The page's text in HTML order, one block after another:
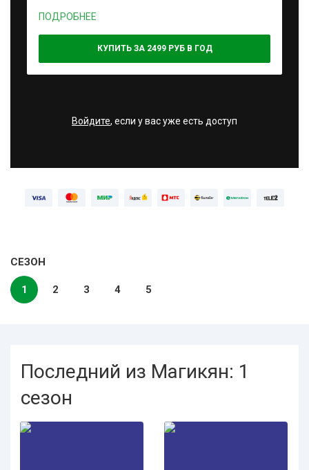
ПОДРОБНЕЕ
КУПИТЬ ЗА 2499 РУБ В ГОД
Войдите, если у вас уже есть доступ
СЕЗОН
1 2 3 4 5
Последний из Магикян: 1
сезон